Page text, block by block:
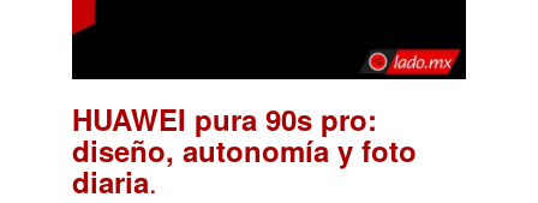
HUAWEI pura 90s pro:
diseño, autonomía y foto
diaria.